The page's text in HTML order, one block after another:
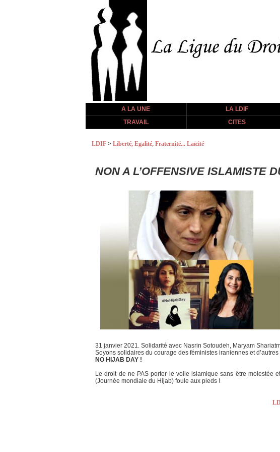
A LA UNE LA LDIF
TRAVAIL
CITES
LDIF > Liberté, Egalité, Fraternité... Laïcité
NON A L’OFFENSIVE ISLAMISTE
31 janvier 2021. Solidarité avec Nasrin Sotoudeh, Maryam
Soyons solidaires du courage des féministes iraniennes et
NO HIJAB DAY !
Le droit de ne PAS porter le voile islamique sans être molestée
(Journée mondiale du Hijab) foule aux pieds !